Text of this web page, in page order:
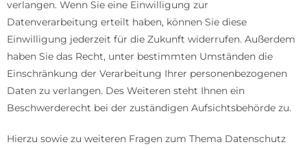
verlangen. Wenn Sie eine Einwilligung zur
Datenverarbeitung erteilt haben, können Sie diese
Einwilligung jederzeit für die Zukunft widerrufen. Außerdem
haben Sie das Recht, unter bestimmten Umständen die
Einschränkung der Verarbeitung Ihrer personenbezogenen
Daten zu verlangen. Des Weiteren steht Ihnen ein
Beschwerderecht bei der zuständigen Aufsichtsbehörde zu.
Hierzu sowie zu weiteren Fragen zum Thema Datenschutz